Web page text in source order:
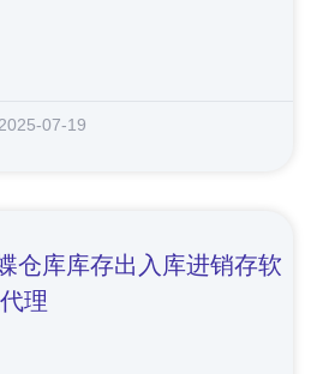
2025-07-19
仓库库存出入库进销存软
理